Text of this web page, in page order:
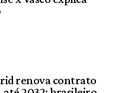
renova contrato